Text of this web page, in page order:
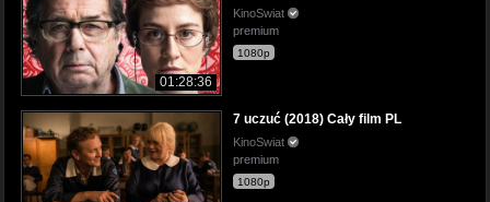
01:28:36
KinoSwiat
premium
1080p
7 uczuć (2018) Cały film PL
KinoSwiat
premium
1080p